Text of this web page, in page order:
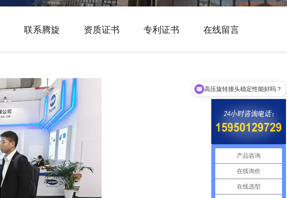
联系腾旋 资质证书 专利证书 在线留言
产品咨询
在线询价
在线选型
旋转接头规格型号有哪些？
高压旋转接头稳定性能好吗？